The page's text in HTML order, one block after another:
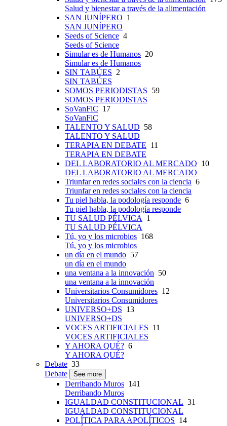
Salud y bienestar a través de la alimentación
SAN JUNÍPERO 1
SAN JUNÍPERO
Seeds of Science 4
Seeds of Science
Simular es de Humanos 20
Simular es de Humanos
SIN TABÚES 2
SIN TABÚES
SOMOS PERIODISTAS 59
SOMOS PERIODISTAS
SoVanFiC 17
SoVanFiC
TALENTO Y SALUD 58
TALENTO Y SALUD
TERAPIA EN DEBATE 11
TERAPIA EN DEBATE
DEL LABORATORIO AL MERCADO 10
DEL LABORATORIO AL MERCADO
Triunfar en redes sociales con la ciencia 6
Triunfar en redes sociales con la ciencia
Tu piel habla, la podología responde 6
Tu piel habla, la podología responde
TU SALUD PÉLVICA 1
TU SALUD PÉLVICA
Tú, yo y los microbios 168
Tú, yo y los microbios
un día en el mundo 57
un día en el mundo
una ventana a la innovación 50
una ventana a la innovación
Universitarios Consumidores 12
Universitarios Consumidores
UNIVERSO+DS 13
UNIVERSO+DS
VOCES ARTIFICIALES 11
VOCES ARTIFICIALES
Y AHORA QUÉ? 6
Y AHORA QUÉ?
Debate 33
Debate
See more
Derribando Muros 141
Derribando Muros
IGUALDAD CONSTITUCIONAL 31
IGUALDAD CONSTITUCIONAL
POLÍTICA PARA APOLÍTICOS 14